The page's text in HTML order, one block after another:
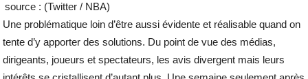
source : (Twitter / NBA)
Une problématique loin d’être aussi évidente et réalisable quand on
tente d’y apporter des solutions. Du point de vue des médias,
dirigeants, joueurs et spectateurs, les avis divergent mais leurs